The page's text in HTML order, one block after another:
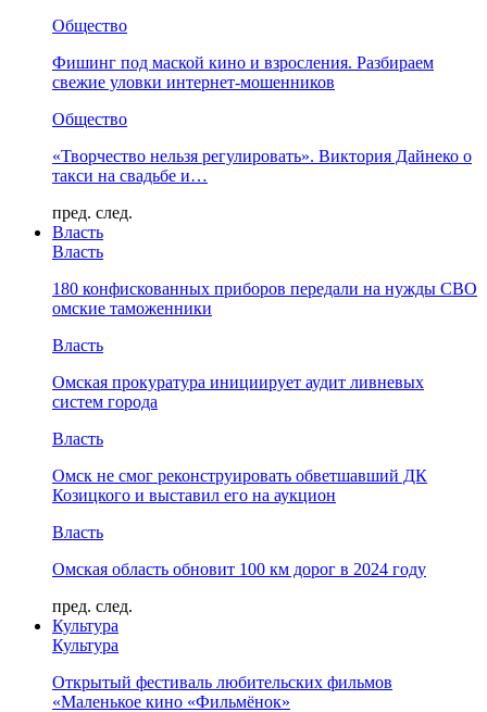
Общество
Фишинг под маской кино и взросления. Разбираем
свежие уловки интернет-мошенников
Общество
«Творчество нельзя регулировать». Виктория Дайнеко о
такси на свадьбе и…
пред. след.
Власть
Власть
180 конфискованных приборов передали на нужды СВО
омские таможенники
Власть
Омская прокуратура инициирует аудит ливневых
систем города
Власть
Омск не смог реконструировать обветшавший ДК
Козицкого и выставил его на аукцион
Власть
Омская область обновит 100 км дорог в 2024 году
пред. след.
Культура
Культура
Открытый фестиваль любительских фильмов
«Маленькое кино «Фильмёнок»